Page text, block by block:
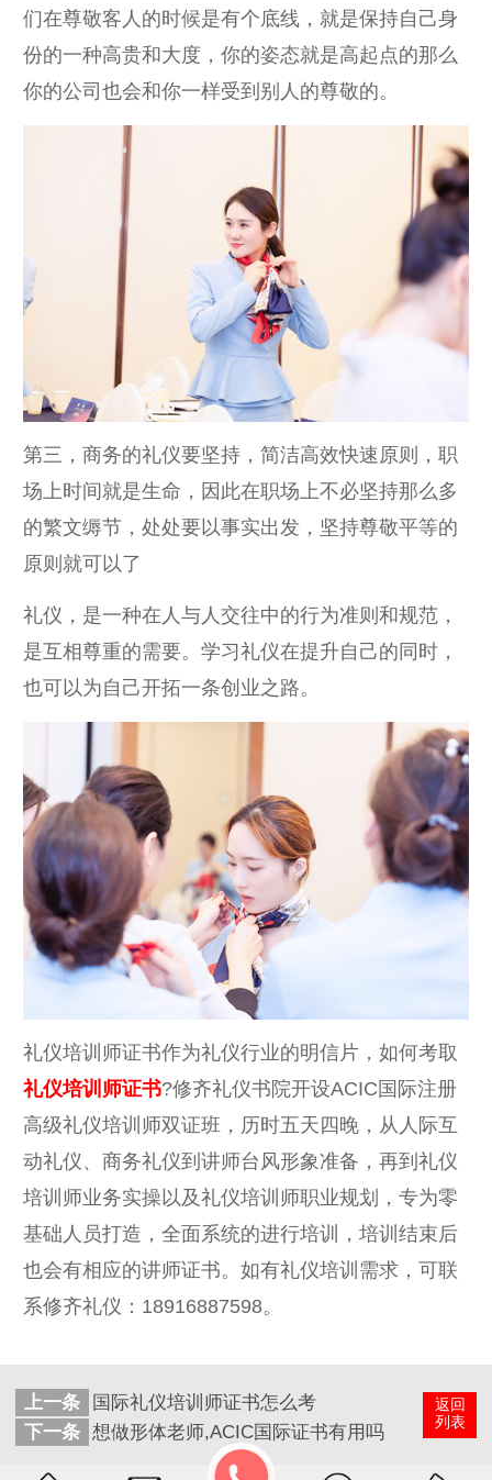
们在尊敬客人的时候是有个底线，就是保持自己身
份的一种高贵和大度，你的姿态就是高起点的那么
你的公司也会和你一样受到别人的尊敬的。
第三，商务的礼仪要坚持，简洁高效快速原则，职
场上时间就是生命，因此在职场上不必坚持那么多
的繁文缛节，处处要以事实出发，坚持尊敬平等的
原则就可以了
礼仪，是一种在人与人交往中的行为准则和规范，
是互相尊重的需要。学习礼仪在提升自己的同时，
也可以为自己开拓一条创业之路。
礼仪培训师证书作为礼仪行业的明信片，如何考取
礼仪培训师证书?修齐礼仪书院开设ACIC国际注册
高级礼仪培训师双证班，历时五天四晚，从人际互
动礼仪、商务礼仪到讲师台风形象准备，再到礼仪
培训师业务实操以及礼仪培训师职业规划，专为零
基础人员打造，全面系统的进行培训，培训结束后
也会有相应的讲师证书。如有礼仪培训需求，可联
系修齐礼仪：18916887598。
返回
列表
上一条
国际礼仪培训师证书怎么考
下一条 想做形体老师,ACIC国际证书有用吗